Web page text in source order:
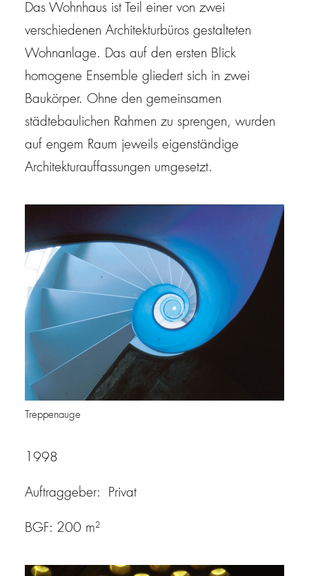
Das Wohnhaus ist Teil einer von zwei
verschiedenen Architekturbüros gestalteten
Wohnanlage. Das auf den ersten Blick
homogene Ensemble gliedert sich in zwei
Baukörper. Ohne den gemeinsamen
städtebaulichen Rahmen zu sprengen, wurden
auf engem Raum jeweils eigenständige
Architekturauffassungen umgesetzt.
Treppenauge
1998
Auftraggeber: Privat
BGF: 200 m²